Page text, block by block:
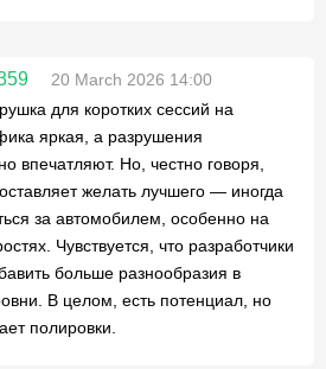
20 March 2026 14:00
для коротких сессий на
яркая, а разрушения
впечатляют. Но, честно говоря,
желать лучшего — иногда
за автомобилем, особенно на
Чувствуется, что разработчики
больше разнообразия в
В целом, есть потенциал, но
полировки.